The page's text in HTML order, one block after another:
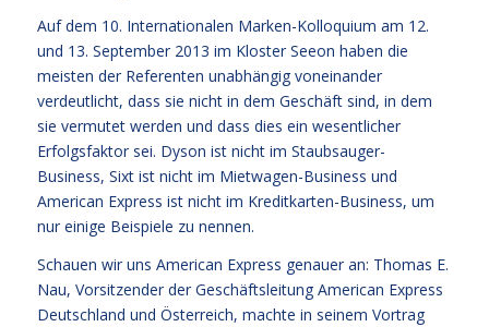
Auf dem 10. Internationalen Marken-Kolloquium am 12.
und 13. September 2013 im Kloster Seeon haben die
meisten der Referenten unabhängig voneinander
verdeutlicht, dass sie nicht in dem Geschäft sind, in dem
sie vermutet werden und dass dies ein wesentlicher
Erfolgsfaktor sei. Dyson ist nicht im Staubsauger-
Business, Sixt ist nicht im Mietwagen-Business und
American Express ist nicht im Kreditkarten-Business, um
nur einige Beispiele zu nennen.
Schauen wir uns American Express genauer an: Thomas E.
Nau, Vorsitzender der Geschäftsleitung American Express
Deutschland und Österreich, machte in seinem Vortrag